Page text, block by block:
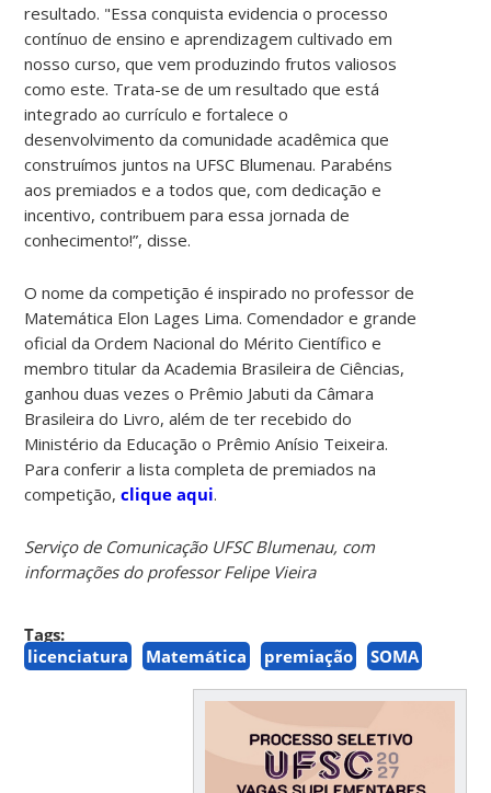
resultado. "Essa conquista evidencia o processo
contínuo de ensino e aprendizagem cultivado em
nosso curso, que vem produzindo frutos valiosos
como este. Trata-se de um resultado que está
integrado ao currículo e fortalece o
desenvolvimento da comunidade acadêmica que
construímos juntos na UFSC Blumenau. Parabéns
aos premiados e a todos que, com dedicação e
incentivo, contribuem para essa jornada de
conhecimento!”, disse.
O nome da competição é inspirado no professor de
Matemática Elon Lages Lima. Comendador e grande
oficial da Ordem Nacional do Mérito Científico e
membro titular da Academia Brasileira de Ciências,
ganhou duas vezes o Prêmio Jabuti da Câmara
Brasileira do Livro, além de ter recebido do
Ministério da Educação o Prêmio Anísio Teixeira.
Para conferir a lista completa de premiados na
competição,clique aqui.
Serviço de Comunicação UFSC Blumenau, com
informações do professor Felipe Vieira
Tags:
licenciatura
Matemática premiação SOMA